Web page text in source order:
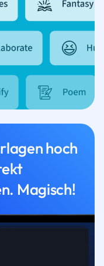
hoch
Magisch!